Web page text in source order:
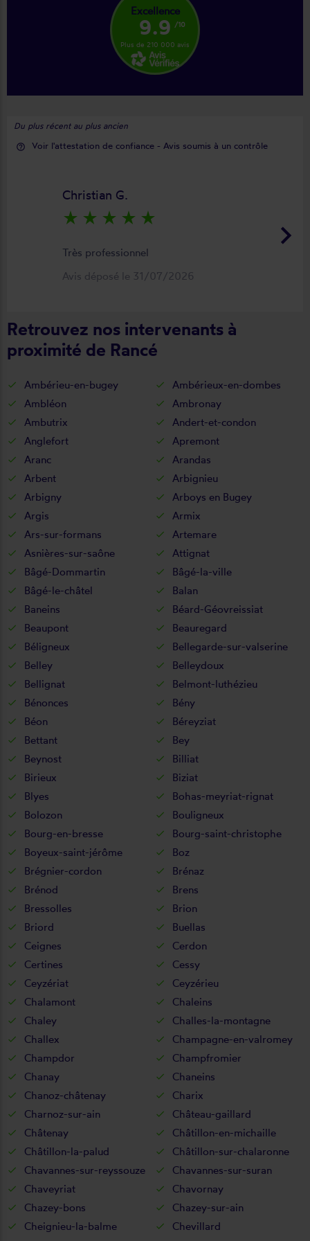
Excellence
9.9 /10
Plus de 210 000 avis
Du plus récent au plus ancien
help_outline Voir l'attestation de confiance - Avis soumis à un contrôle
keyboard_arrow_right
Christian G.
star_rate star_rate star_rate star_rate star_rate
Très professionnel
Avis déposé le 31/07/2026
Retrouvez nos intervenants à
proximité de Rancé
Ambérieu-en-bugey
Ambérieux-en-dombes
Ambléon
Ambronay
Ambutrix
Andert-et-condon
Anglefort
Apremont
Aranc
Arandas
Arbent
Arbignieu
Arbigny
Arboys en Bugey
Argis
Armix
Ars-sur-formans
Artemare
Asnières-sur-saône
Attignat
Bâgé-Dommartin
Bâgé-la-ville
Bâgé-le-châtel
Balan
Baneins
Béard-Géovreissiat
Beaupont
Beauregard
Béligneux
Bellegarde-sur-valserine
Belley
Belleydoux
Bellignat
Belmont-luthézieu
Bénonces
Bény
Béon
Béreyziat
Bettant
Bey
Beynost
Billiat
Birieux
Biziat
Blyes
Bohas-meyriat-rignat
Bolozon
Bouligneux
Bourg-en-bresse
Bourg-saint-christophe
Boyeux-saint-jérôme
Boz
Brégnier-cordon
Brénaz
Brénod
Brens
Bressolles
Brion
Briord
Buellas
Ceignes
Cerdon
Certines
Cessy
Ceyzériat
Ceyzérieu
Chalamont
Chaleins
Chaley
Challes-la-montagne
Challex
Champagne-en-valromey
Champdor
Champfromier
Chanay
Chaneins
Chanoz-châtenay
Charix
Charnoz-sur-ain
Château-gaillard
Châtenay
Châtillon-en-michaille
Châtillon-la-palud
Châtillon-sur-chalaronne
Chavannes-sur-reyssouze
Chavannes-sur-suran
Chaveyriat
Chavornay
Chazey-bons
Chazey-sur-ain
Cheignieu-la-balme
Chevillard